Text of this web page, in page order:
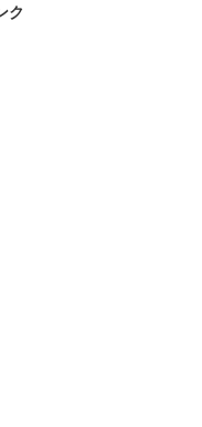
ていきます！
ク